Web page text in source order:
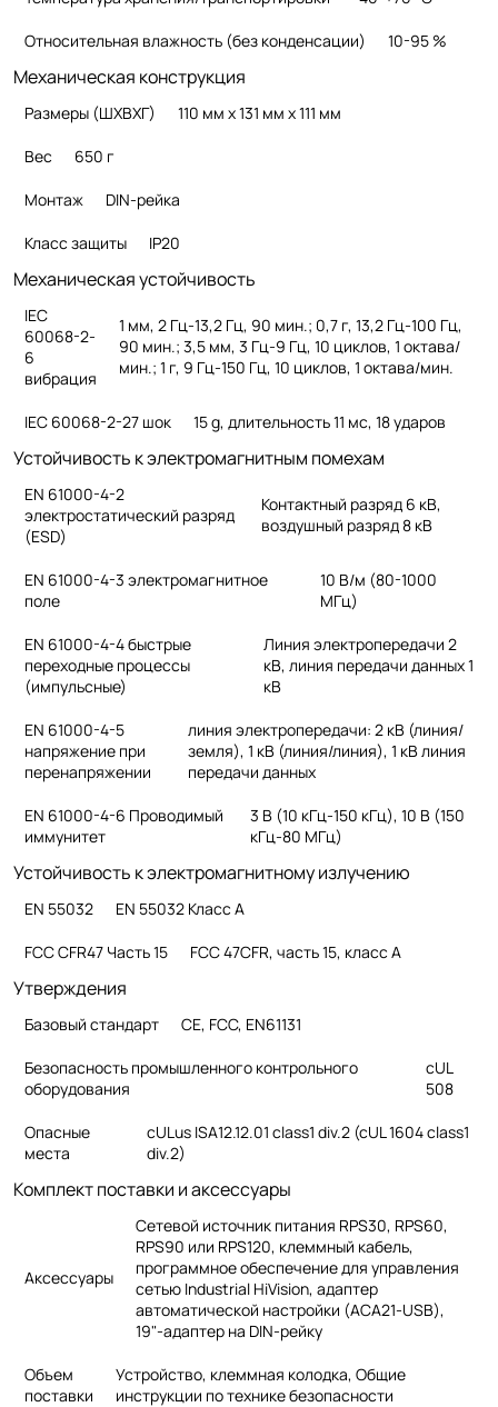
Относительная влажность (без конденсации) 10-95 %
Механическая конструкция
Размеры (ШХВХГ) 110 мм x 131 мм x 111 мм
Вес 650 г
Монтаж DIN-рейка
Класс защиты IP20
Механическая устойчивость
IEC
60068-2-
6
вибрация
1 мм, 2 Гц-13,2 Гц, 90 мин.; 0,7 г, 13,2 Гц-100 Гц,
90 мин.; 3,5 мм, 3 Гц-9 Гц, 10 циклов, 1 октава/
мин.; 1 г, 9 Гц-150 Гц, 10 циклов, 1 октава/мин.
IEC 60068-2-27 шок 15 g, длительность 11 мс, 18 ударов
Устойчивость к электромагнитным помехам
EN 61000-4-2
электростатический разряд
(ESD)
Контактный разряд 6 кВ,
воздушный разряд 8 кВ
EN 61000-4-3 электромагнитное
поле
10 В/м (80-1000
МГц)
EN 61000-4-4 быстрые
переходные процессы
(импульсные)
Линия электропередачи 2
кВ, линия передачи данных 1
кВ
EN 61000-4-5
напряжение при
перенапряжении
линия электропередачи: 2 кВ (линия/
земля), 1 кВ (линия/линия), 1 кВ линия
передачи данных
EN 61000-4-6 Проводимый
иммунитет
3 В (10 кГц-150 кГц), 10 В (150
кГц-80 МГц)
Устойчивость к электромагнитному излучению
EN 55032 EN 55032 Класс A
FCC CFR47 Часть 15 FCC 47CFR, часть 15, класс A
Утверждения
Базовый стандарт CE, FCC, EN61131
Безопасность промышленного контрольного
оборудования
cUL
508
Опасные
места
cULus ISA12.12.01 class1 div.2 (cUL 1604 class1
div.2)
Комплект поставки и аксессуары
Аксессуары
Сетевой источник питания RPS30, RPS60,
RPS90 или RPS120, клеммный кабель,
программное обеспечение для управления
сетью Industrial HiVision, адаптер
автоматической настройки (ACA21-USB),
19"-адаптер на DIN-рейку
Объем
поставки
Устройство, клеммная колодка, Общие
инструкции по технике безопасности